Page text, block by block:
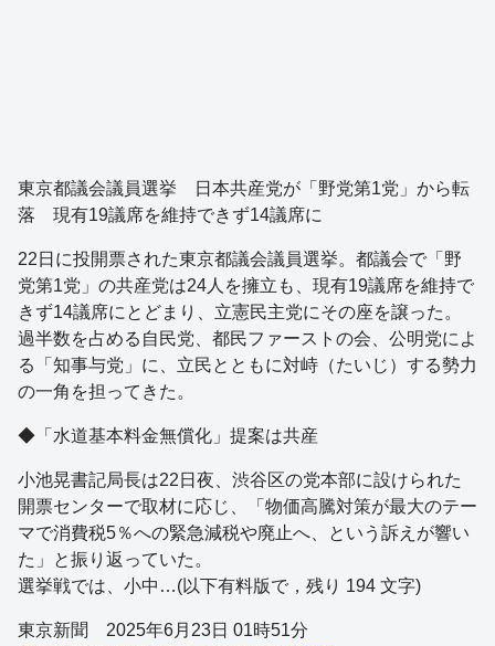
東京都議会議員選挙 日本共産党が「野党第1党」から転
落 現有19議席を維持できず14議席に
22日に投開票された東京都議会議員選挙。都議会で「野
党第1党」の共産党は24人を擁立も、現有19議席を維持で
きず14議席にとどまり、立憲民主党にその座を譲った。
過半数を占める自民党、都民ファーストの会、公明党によ
る「知事与党」に、立民とともに対峙（たいじ）する勢力
の一角を担ってきた。
◆「水道基本料金無償化」提案は共産
小池晃書記局長は22日夜、渋谷区の党本部に設けられた
開票センターで取材に応じ、「物価高騰対策が最大のテー
マで消費税5％への緊急減税や廃止へ、という訴えが響い
た」と振り返っていた。
選挙戦では、小中…(以下有料版で，残り 194 文字)
東京新聞 2025年6月23日 01時51分